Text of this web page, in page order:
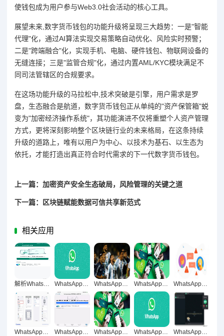
使钱包成为用户参与Web3.0社会活动的核心工具。
展望未来,数字货币钱包的功能升级将呈现三大趋势：一是"智能
代理"化，通过AI算法实现交易策略自动优化、风险实时预警；
二是"跨端融合"化，实现手机、电脑、硬件钱包、物联网设备的
无缝连接；三是"监管合规"化，通过内置AML/KYC模块满足不
同司法管辖区的合规要求。
在这场功能升级的马拉松中,技术突破是引擎，用户需求是罗
盘，生态融合是航道，数字货币钱包正从单纯的"资产保管箱"蜕
变为"加密经济操作系统"，其功能演进不仅将重塑个人资产管理
方式，更将深刻影响整个区块链行业的未来格局，在这条持续
升级的道路上，唯有以用户为中心、以技术为基石、以生态为
依托，才能打造出真正符合时代需求的下一代数字货币钱包。
上一篇：加密资产安全生态破局，风险管理的关键之道
下一篇：区块链赋能数据可信共享新范式
相关应用
WhatsApp网页版，跨境交流高效便捷新引擎 WhatsApp网页版，稳定流畅跨国通讯新体验
WhatsApp网页版群聊同步共享重构跨平台沟通新生态 WhatsApp网页版革新通信，高清稳定视频聊天树新标 WhatsApp网页版，开启稳定高效远程沟通新体验 WhatsApp网页版重构数字沟通生态，打造自然轻松用户体验新范式 WhatsApp网页版高清通话优化全指南